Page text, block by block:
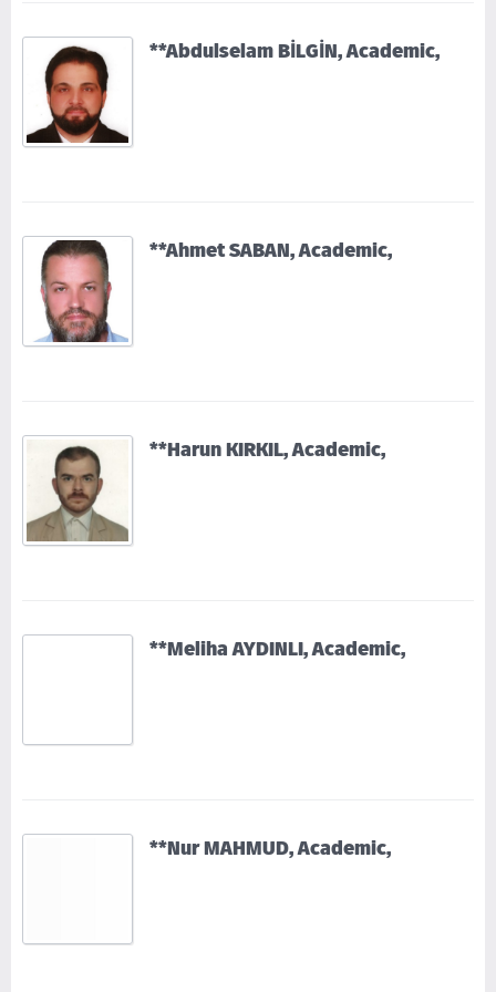
**Abdulselam BİLGİN, Academic,
**Ahmet SABAN, Academic,
**Harun KIRKIL, Academic,
**Meliha AYDINLI, Academic,
**Nur MAHMUD, Academic,